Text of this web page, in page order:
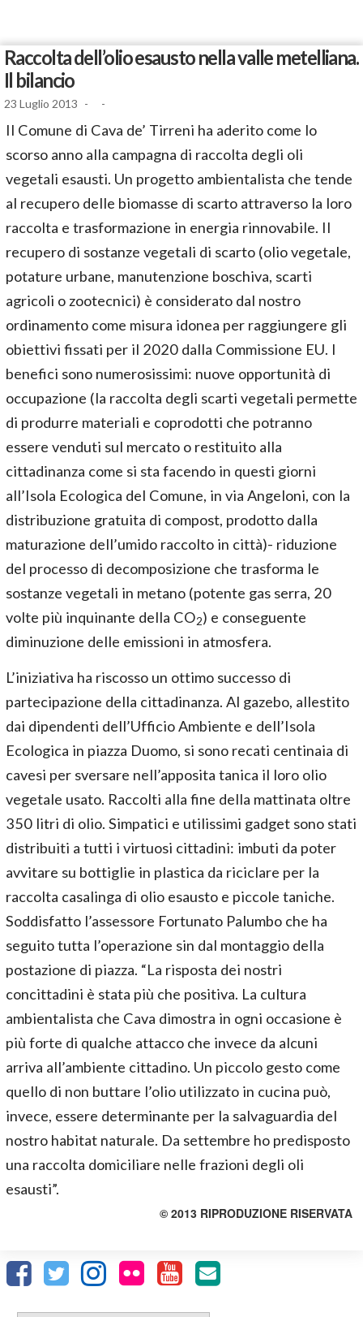
Raccolta dell’olio esausto nella valle metelliana.
Il bilancio
23 Luglio 2013 - -
Il Comune di Cava de’ Tirreni ha aderito come lo
scorso anno alla campagna di raccolta degli oli
vegetali esausti. Un progetto ambientalista che tende
al recupero delle biomasse di scarto attraverso la loro
raccolta e trasformazione in energia rinnovabile. Il
recupero di sostanze vegetali di scarto (olio vegetale,
potature urbane, manutenzione boschiva, scarti
agricoli o zootecnici) è considerato dal nostro
ordinamento come misura idonea per raggiungere gli
obiettivi fissati per il 2020 dalla Commissione EU. I
benefici sono numerosissimi: nuove opportunità di
occupazione (la raccolta degli scarti vegetali permette
di produrre materiali e coprodotti che potranno
essere venduti sul mercato o restituito alla
cittadinanza come si sta facendo in questi giorni
all’Isola Ecologica del Comune, in via Angeloni, con la
distribuzione gratuita di compost, prodotto dalla
maturazione dell’umido raccolto in città)- riduzione
del processo di decomposizione che trasforma le
sostanze vegetali in metano (potente gas serra, 20
volte più inquinante della CO2) e conseguente
diminuzione delle emissioni in atmosfera.
L’iniziativa ha riscosso un ottimo successo di
partecipazione della cittadinanza. Al gazebo, allestito
dai dipendenti dell’Ufficio Ambiente e dell’Isola
Ecologica in piazza Duomo, si sono recati centinaia di
cavesi per sversare nell’apposita tanica il loro olio
vegetale usato. Raccolti alla fine della mattinata oltre
350 litri di olio. Simpatici e utilissimi gadget sono stati
distribuiti a tutti i virtuosi cittadini: imbuti da poter
avvitare su bottiglie in plastica da riciclare per la
raccolta casalinga di olio esausto e piccole taniche.
Soddisfatto l’assessore Fortunato Palumbo che ha
seguito tutta l’operazione sin dal montaggio della
postazione di piazza. “La risposta dei nostri
concittadini è stata più che positiva. La cultura
ambientalista che Cava dimostra in ogni occasione è
più forte di qualche attacco che invece da alcuni
arriva all’ambiente cittadino. Un piccolo gesto come
quello di non buttare l’olio utilizzato in cucina può,
invece, essere determinante per la salvaguardia del
nostro habitat naturale. Da settembre ho predisposto
una raccolta domiciliare nelle frazioni degli oli
esausti”.
© 2013 RIPRODUZIONE RISERVATA